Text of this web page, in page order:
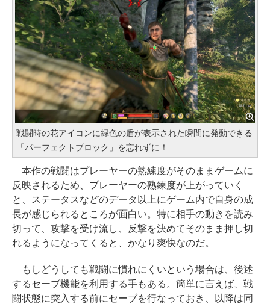
戦闘時の花アイコンに緑色の盾が表示された瞬間に発動できる
「パーフェクトブロック」を忘れずに！
本作の戦闘はプレーヤーの熟練度がそのままゲームに
反映されるため、プレーヤーの熟練度が上がっていく
と、ステータスなどのデータ以上にゲーム内で自身の成
長が感じられるところが面白い。特に相手の動きを読み
切って、攻撃を受け流し、反撃を決めてそのまま押し切
れるようになってくると、かなり爽快なのだ。
もしどうしても戦闘に慣れにくいという場合は、後述
するセーブ機能を利用する手もある。簡単に言えば、戦
闘状態に突入する前にセーブを行なっておき、以降は同